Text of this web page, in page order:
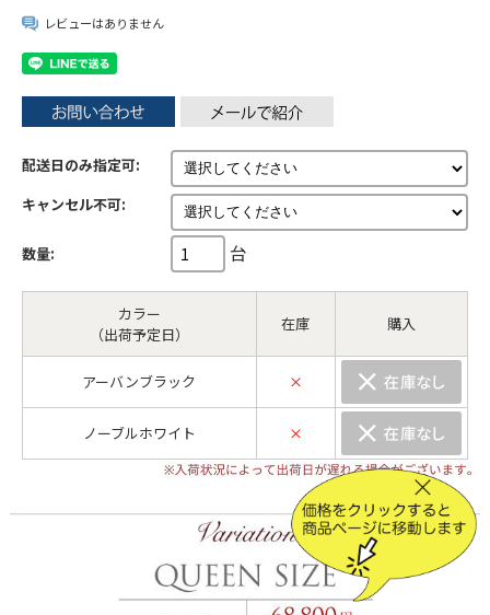
レビューはありません
配送日のみ指定可:
キャンセル不可:
数量: 台
カラー
（出荷予定日）
在庫 購入
アーバンブラック ×
ノーブルホワイト ×